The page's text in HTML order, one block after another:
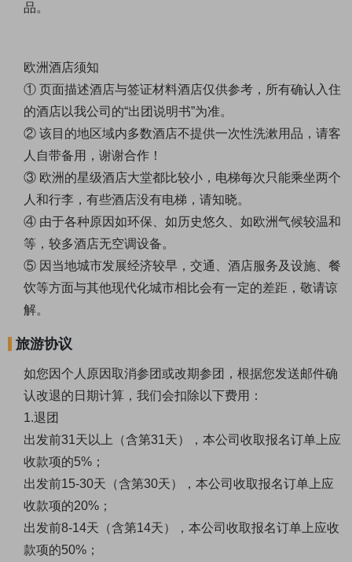
品。
欧洲酒店须知
① 页面描述酒店与签证材料酒店仅供参考，所有确认入住
的酒店以我公司的“出团说明书”为准。
② 该目的地区域内多数酒店不提供一次性洗漱用品，请客
人自带备用，谢谢合作！
③ 欧洲的星级酒店大堂都比较小，电梯每次只能乘坐两个
人和行李，有些酒店没有电梯，请知晓。
④ 由于各种原因如环保、如历史悠久、如欧洲气候较温和
等，较多酒店无空调设备。
⑤ 因当地城市发展经济较早，交通、酒店服务及设施、餐
饮等方面与其他现代化城市相比会有一定的差距，敬请谅
解。
旅游协议
如您因个人原因取消参团或改期参团，根据您发送邮件确
认改退的日期计算，我们会扣除以下费用：
1.退团
出发前31天以上（含第31天），本公司收取报名订单上应
收款项的5%；
出发前15-30天（含第30天），本公司收取报名订单上应
收款项的20%；
出发前8-14天（含第14天），本公司收取报名订单上应收
款项的50%；